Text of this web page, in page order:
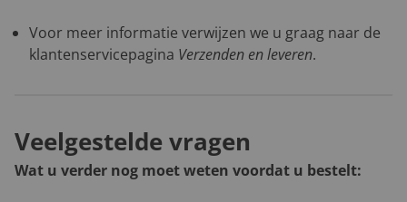
Voor meer informatie verwijzen we u graag naar de
klantenservicepagina Verzenden en leveren.
Veelgestelde vragen
Wat u verder nog moet weten voordat u bestelt: